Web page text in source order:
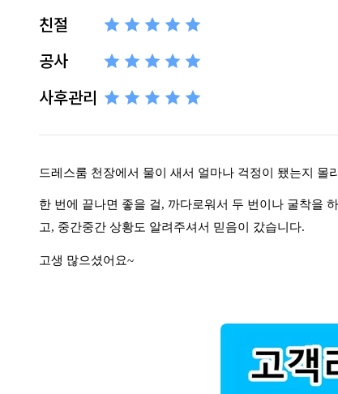
친절
공사
사후관리
드레스룸 천장에서 물이 새서 얼마나 걱정이 됐는지 몰
한 번에 끝나면 좋을 걸, 까다로워서 두 번이나 굴착을
고, 중간중간 상황도 알려주셔서 믿음이 갔습니다.
고생 많으셨어요~